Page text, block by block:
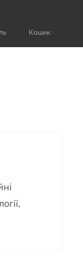
Кошик